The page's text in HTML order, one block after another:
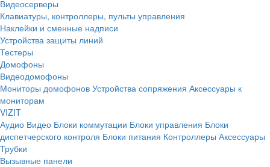
Видеосерверы
Клавиатуры, контроллеры, пульты управления
Наклейки и сменные надписи
Устройства защиты линий
Тестеры
Домофоны
Видеодомофоны
Мониторы домофонов Устройства сопряжения Аксессуары к
мониторам
VIZIT
Аудио Видео Блоки коммутации Блоки управления Блоки
диспетчерского контроля Блоки питания Контроллеры Аксессуары
Трубки
Вызывные панели